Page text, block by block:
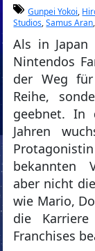
Gunpei Yokoi,
Studios,Samus Aran
Als in
Nintendos
der Weg
Reihe,
geebnet. In
Jahren
bekannten
aber nicht
wie Mario,
die
Franchises